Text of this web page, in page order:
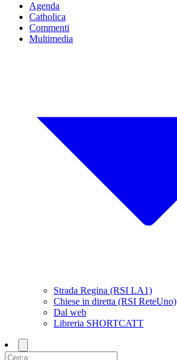
Agenda
Catholica
Commenti
Multimedia
Strada Regina (RSI LA1)
Chiese in diretta (RSI ReteUno)
Dal web
Libreria SHORTCATT